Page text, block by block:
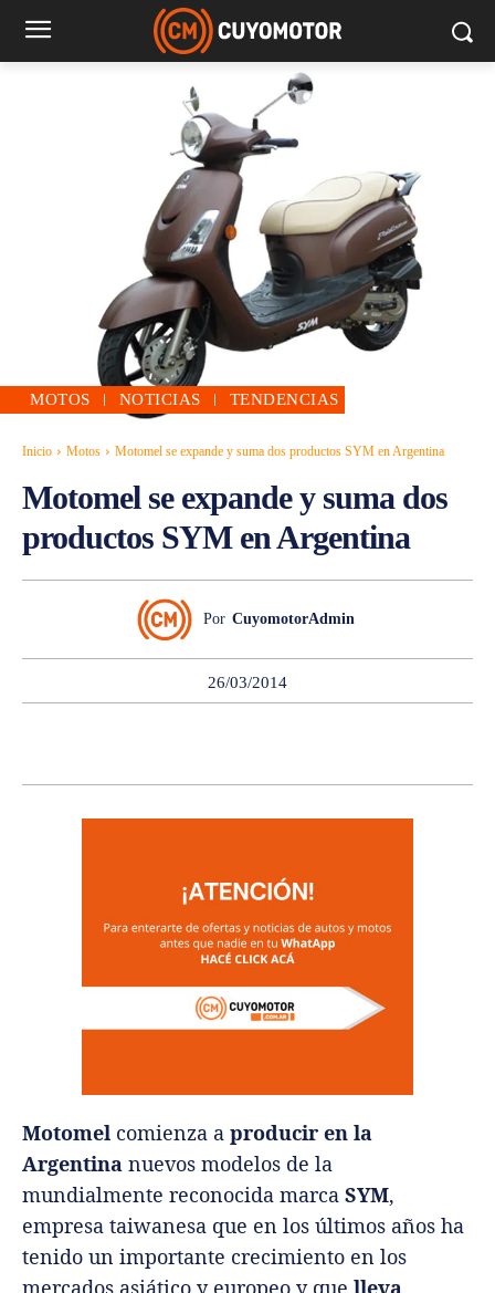
MOTOS NOTICIAS TENDENCIAS
Inicio Motos Motomel se expande y suma dos productos SYM en Argentina
Motomel se expande y suma dos
productos SYM en Argentina
Por CuyomotorAdmin
26/03/2014
Motomel comienza a producir en la
Argentina nuevos modelos de la
mundialmente reconocida marca SYM,
empresa taiwanesa que en los últimos años ha
tenido un importante crecimiento en los